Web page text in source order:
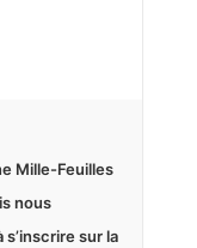
Mille-Feuilles
nous
sur la